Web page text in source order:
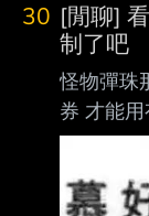
30 [閒聊]
制了吧
怪物彈珠
券 才能
麼計算
是好的
順眼多了